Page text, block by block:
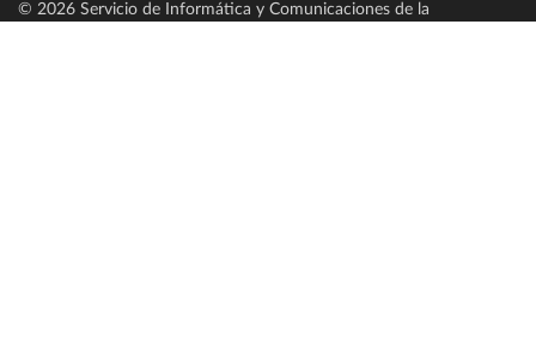
© 2026 Servicio de Informática y Comunicaciones de la